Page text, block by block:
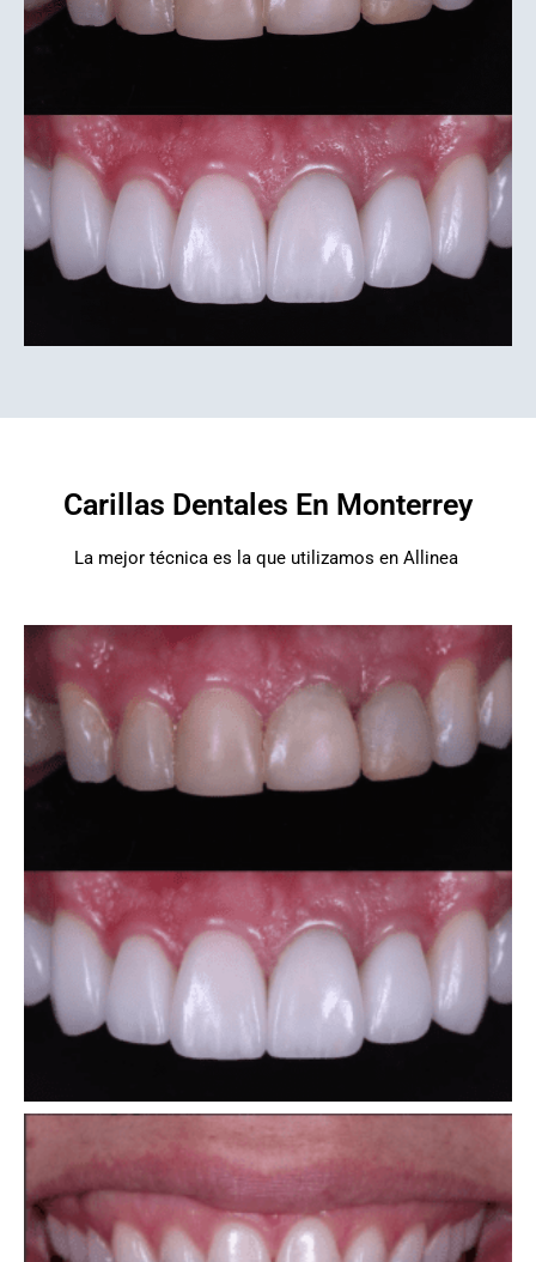
Carillas Dentales En Monterrey
La mejor técnica es la que utilizamos en Allinea